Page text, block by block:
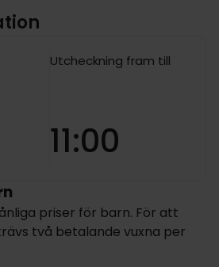
Utcheckning fram till
11:00
priser för barn. För att
två betalande vuxna per